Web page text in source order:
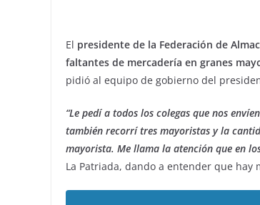
El presidente de la Federación de
faltantes de mercadería en granes
pidió al equipo de gobierno del
“Le pedí a todos los colegas que nos
también recorrí tres mayoristas y la
mayorista. Me llama la atención que en
La Patriada, dando a entender que hay